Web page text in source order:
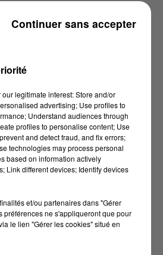
legitimate interest: Store and/or
advertising; Use profiles to
Understand audiences through
profiles to personalise content; Use
and detect fraud, and fix errors;
technologies may process personal
based on information actively
Link different devices; Identify devices
et/ou partenaires dans "Gérer
préférences ne s'appliqueront que pour
le lien "Gérer les cookies" situé en
Continuer sans accepter